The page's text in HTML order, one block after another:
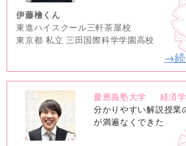
伊藤檜くん
東進ハイスクール三軒茶屋校
東京都 私立 三田国際科学学園高校
→続
no
image
慶應義塾大学
経済
分かりやすい解説授業
が満遍なくできた